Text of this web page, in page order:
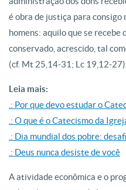
é obra de justiça para consigo
homens: aquilo que se recebe
conservado, acrescido, tal
(cf. Mt 25,14-31; Lc 19,12-27).
Leia mais:
.: Por que devo estudar o
.: O que é o Catecismo da
.: Dia mundial dos pobre:
.: Deus nunca desiste de você
A atividade econômica e o